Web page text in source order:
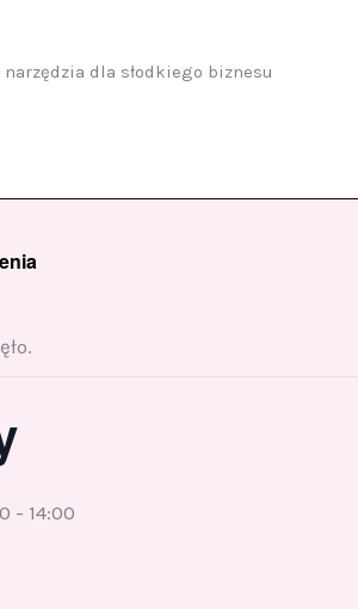
dla słodkiego biznesu
- 14:00